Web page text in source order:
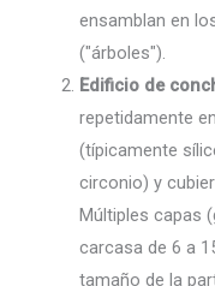
ensamblan en
("árboles").
Edificio de
repetidamente
(típicamente
circonio) y
Múltiples capas
carcasa de 6 a
tamaño de la